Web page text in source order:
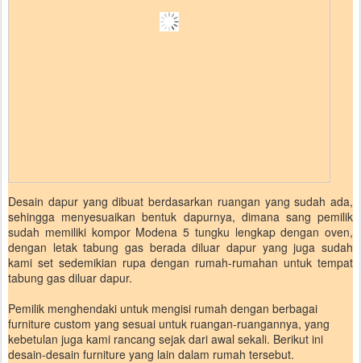
Desain dapur yang dibuat berdasarkan ruangan yang sudah ada,
sehingga menyesuaikan bentuk dapurnya, dimana sang pemilik
sudah memiliki kompor Modena 5 tungku lengkap dengan oven,
dengan letak tabung gas berada diluar dapur yang juga sudah
kami set sedemikian rupa dengan rumah-rumahan untuk tempat
tabung gas diluar dapur.
Pemilik menghendaki untuk mengisi rumah dengan berbagai
furniture custom yang sesuai untuk ruangan-ruangannya, yang
kebetulan juga kami rancang sejak dari awal sekali. Berikut ini
desain-desain furniture yang lain dalam rumah tersebut.